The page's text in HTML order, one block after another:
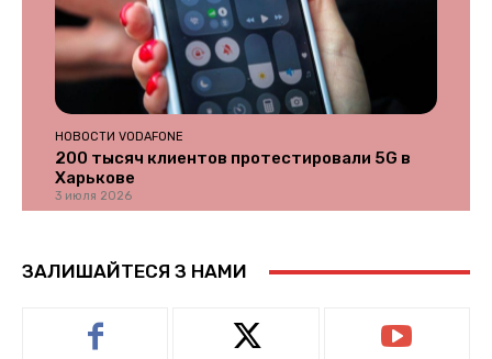
НОВОСТИ VODAFONE
200 тысяч клиентов протестировали 5G в
Харькове
3 июля 2026
ЗАЛИШАЙТЕСЯ З НАМИ